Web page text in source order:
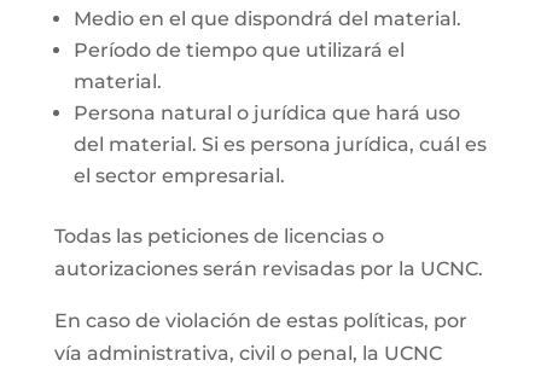
Medio en el que dispondrá del material.
Período de tiempo que utilizará el
material.
Persona natural o jurídica que hará uso
del material. Si es persona jurídica, cuál es
el sector empresarial.
Todas las peticiones de licencias o
autorizaciones serán revisadas por la UCNC.
En caso de violación de estas políticas, por
vía administrativa, civil o penal, la UCNC